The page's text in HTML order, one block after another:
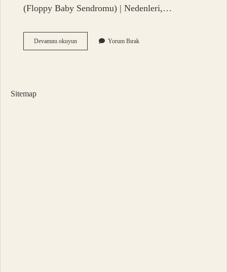
(Floppy Baby Sendromu) | Nedenleri,…
Devamını okuyunTembel
Bebek
Yorum Bırak
Sitemap